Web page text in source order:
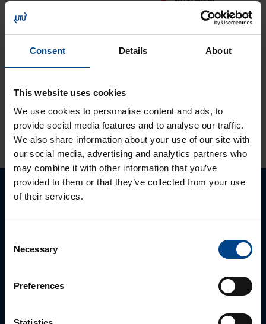
Consent Details About
This website uses cookies
We use cookies to personalise content and ads, to
provide social media features and to analyse our traffic.
We also share information about your use of our site with
our social media, advertising and analytics partners who
may combine it with other information that you’ve
provided to them or that they’ve collected from your use
of their services.
Selection
Necessary
Preferences
käyttöön:
MyMitsubishi web-
KATSO LISÄÄ ARTIKKELEITA
Ota yhteyttä!
parhaan ratkaisun. Otathan yhtettä puhelimitse,